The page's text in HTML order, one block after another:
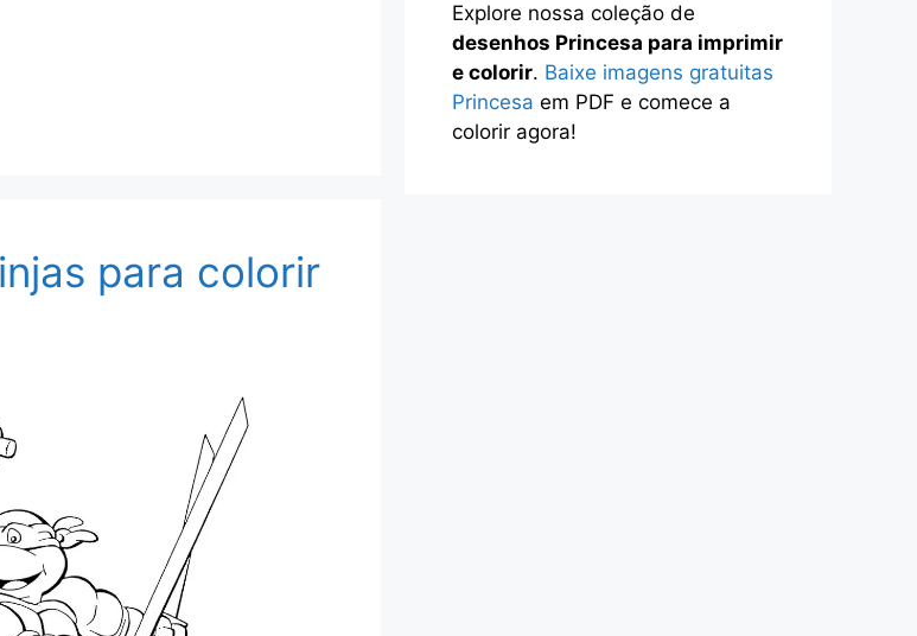
para colorir
Explore nossa coleção de
desenhos Princesa para imprimir
e colorir. Baixe imagens gratuitas
Princesa em PDF e comece a
colorir agora!